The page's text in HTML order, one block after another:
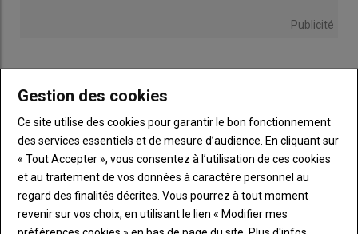
Publicité
Sous-
Vous êtes abonné(e)
TITRE IDENTIFIEZ-VOUS
Body
Connectez-vous à votre compte pour profiter
de votre abonnement
Lien
"Créer
Créer un nouveau compte
Lien
Réinitialiser votre mot de passe
Gestion des cookies
Ce site utilise des cookies pour garantir le bon fonctionnement
des services essentiels et de mesure d’audience. En cliquant sur
« Tout Accepter », vous consentez à l’utilisation de ces cookies
et au traitement de vos données à caractère personnel au
regard des finalités décrites. Vous pourrez à tout moment
revenir sur vos choix, en utilisant le lien « Modifier mes